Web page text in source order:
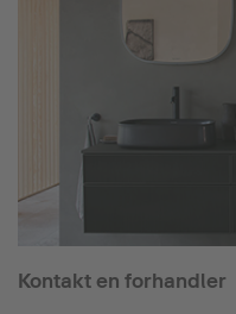
Kontakt en forhandler